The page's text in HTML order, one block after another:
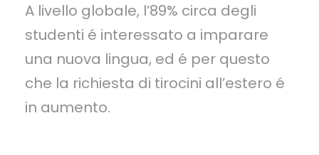
A livello globale, l’89% circa degli
studenti é interessato a imparare
una nuova lingua, ed é per questo
che la richiesta di tirocini all’estero é
in aumento.